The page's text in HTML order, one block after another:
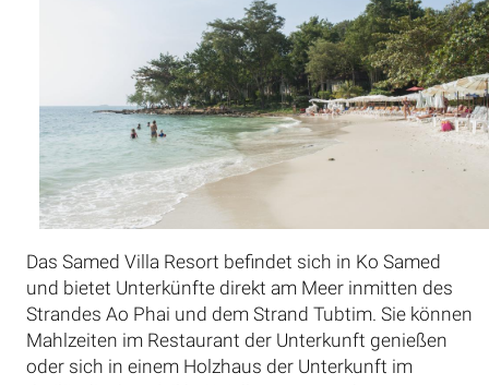
Das Samed Villa Resort befindet sich in Ko Samed
und bietet Unterkünfte direkt am Meer inmitten des
Strandes Ao Phai und dem Strand Tubtim. Sie können
Mahlzeiten im Restaurant der Unterkunft genießen
oder sich in einem Holzhaus der Unterkunft im